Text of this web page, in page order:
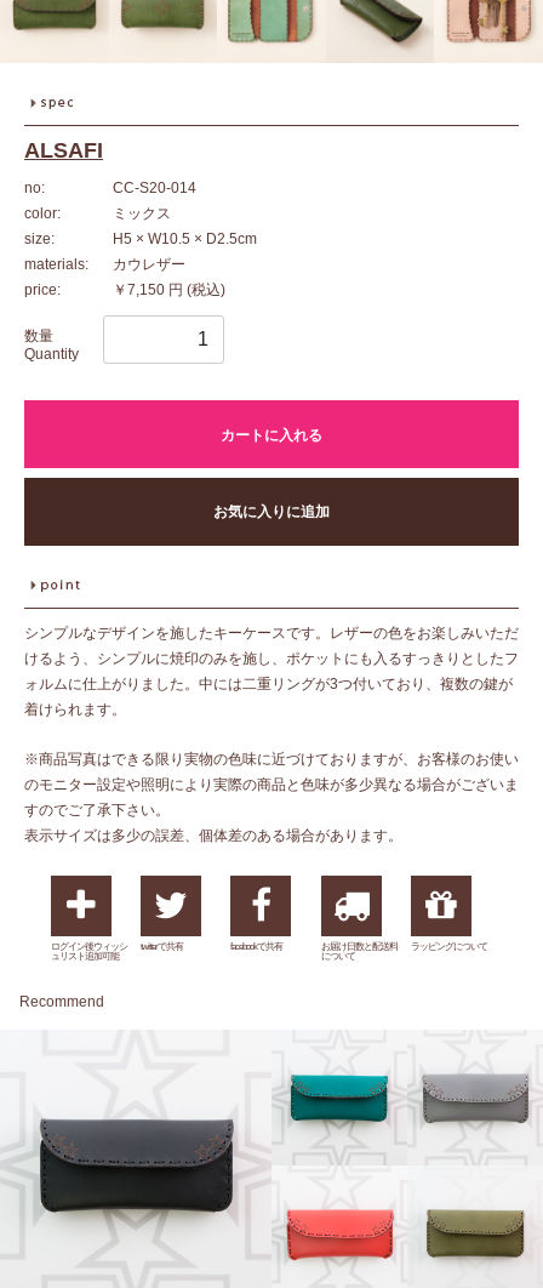
ALSAFI
no:
CC-S20-014
color:
ミックス
size:
H5 × W10.5 × D2.5cm
materials:
カウレザー
price:
￥7,150 円 (税込)
数量
Quantity
カートに入れる
お気に入りに追加
シンプルなデザインを施したキーケースです。レザーの色をお楽しみいただ
けるよう、シンプルに焼印のみを施し、ポケットにも入るすっきりとしたフ
ォルムに仕上がりました。中には二重リングが3つ付いており、複数の鍵が
着けられます。
※商品写真はできる限り実物の色味に近づけておりますが、お客様のお使い
のモニター設定や照明により実際の商品と色味が多少異なる場合がございま
すのでご了承下さい。
表示サイズは多少の誤差、個体差のある場合があります。
ログイン後ウィッシ
ュリスト追加可能
twitterで共有 facebookで共有
お届け日数と配送料
について
ラッピングについて
Recommend